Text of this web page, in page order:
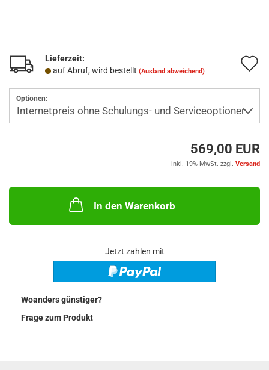
Lieferzeit:
auf Abruf, wird bestellt (Ausland abweichend)
Optionen:
569,00 EUR
inkl. 19% MwSt. zzgl. Versand
In den Warenkorb
Jetzt zahlen mit
Woanders günstiger?
Frage zum Produkt